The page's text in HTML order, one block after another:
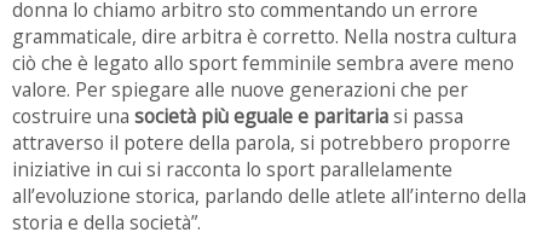
donna lo chiamo arbitro sto commentando un errore
grammaticale, dire arbitra è corretto. Nella nostra cultura
ciò che è legato allo sport femminile sembra avere meno
valore. Per spiegare alle nuove generazioni che per
costruire una società più eguale e paritariasi passa
attraverso il potere della parola, si potrebbero proporre
iniziative in cui si racconta lo sport parallelamente
all’evoluzione storica, parlando delle atlete all’interno della
storia e della società”.